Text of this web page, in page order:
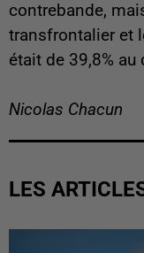
contrebande,
transfrontalier et
était de 39,8%
Nicolas Chacun
LES